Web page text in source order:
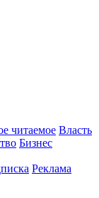
читаемое Власть
Бизнес
Реклама